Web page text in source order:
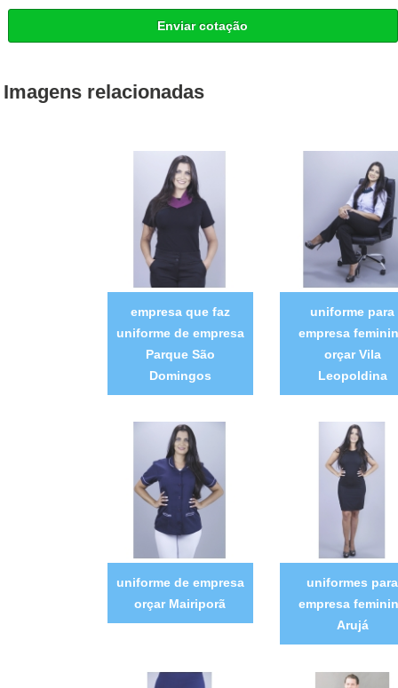
Enviar cotação
Imagens relacionadas
empresa que faz
uniforme de empresa
Parque São
Domingos
uniforme para
empresa
orçar Vila
Leopoldina
uniforme de empresa
orçar Mairiporã
uniformes para
empresa
Arujá